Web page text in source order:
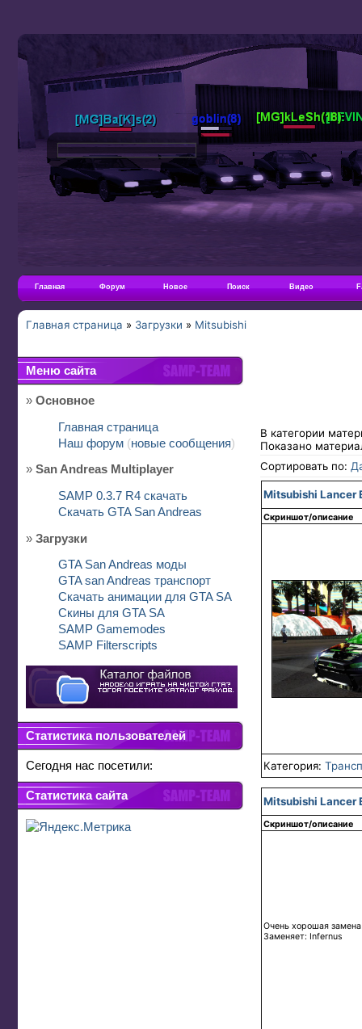
Главная Форум Новое Поиск Видео
Главная страница » Загрузки » Mitsubishi
Меню сайта
» Основное
Главная страница
Наш форум (новые сообщения)
» San Andreas Multiplayer
SAMP 0.3.7 R4 скачать
Скачать GTA San Andreas
» Загрузки
GTA San Andreas моды
GTA san Andreas транспорт
Скачать анимации для GTA SA
Скины для GTA SA
SAMP Gamemodes
SAMP Filterscripts
Статистика пользователей
Сегодня нас посетили:
Статистика сайта
В категории
Показано
Сортировать по:
Mitsubishi Lancer
Скриншот/описание
Категория:
Mitsubishi Lancer
Скриншот/описание
Очень хорошая замена
Заменяет: Infernus